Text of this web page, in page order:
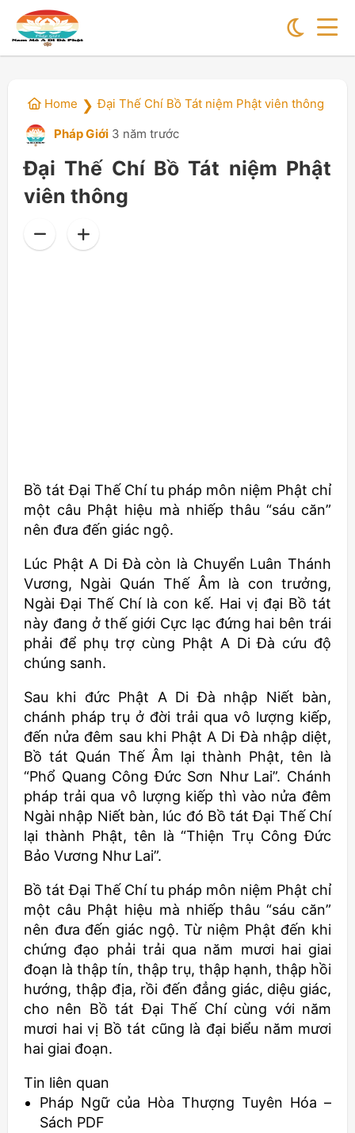
Home ❯ Đại Thế Chí Bồ Tát niệm Phật viên thông
Pháp Giới 3 năm trước
Đại Thế Chí Bồ Tát niệm Phật
viên thông
Bồ tát Đại Thế Chí tu pháp môn niệm Phật chỉ
một câu Phật hiệu mà nhiếp thâu “sáu căn”
nên đưa đến giác ngộ.
Lúc Phật A Di Đà còn là Chuyển Luân Thánh
Vương, Ngài Quán Thế Âm là con trưởng,
Ngài Đại Thế Chí là con kế. Hai vị đại Bồ tát
này đang ở thế giới Cực lạc đứng hai bên trái
phải để phụ trợ cùng Phật A Di Đà cứu độ
chúng sanh.
Sau khi đức Phật A Di Đà nhập Niết bàn,
chánh pháp trụ ở đời trải qua vô lượng kiếp,
đến nửa đêm sau khi Phật A Di Đà nhập diệt,
Bồ tát Quán Thế Âm lại thành Phật, tên là
“Phổ Quang Công Đức Sơn Như Lai”. Chánh
pháp trải qua vô lượng kiếp thì vào nửa đêm
Ngài nhập Niết bàn, lúc đó Bồ tát Đại Thế Chí
lại thành Phật, tên là “Thiện Trụ Công Đức
Bảo Vương Như Lai”.
Bồ tát Đại Thế Chí tu pháp môn niệm Phật chỉ
một câu Phật hiệu mà nhiếp thâu “sáu căn”
nên đưa đến giác ngộ. Từ niệm Phật đến khi
chứng đạo phải trải qua năm mươi hai giai
đoạn là thập tín, thập trụ, thập hạnh, thập hồi
hướng, thập địa, rồi đến đẳng giác, diệu giác,
cho nên Bồ tát Đại Thế Chí cùng với năm
mươi hai vị Bồ tát cũng là đại biểu năm mươi
hai giai đoạn.
Tin liên quan
Pháp Ngữ của Hòa Thượng Tuyên Hóa –
Sách PDF